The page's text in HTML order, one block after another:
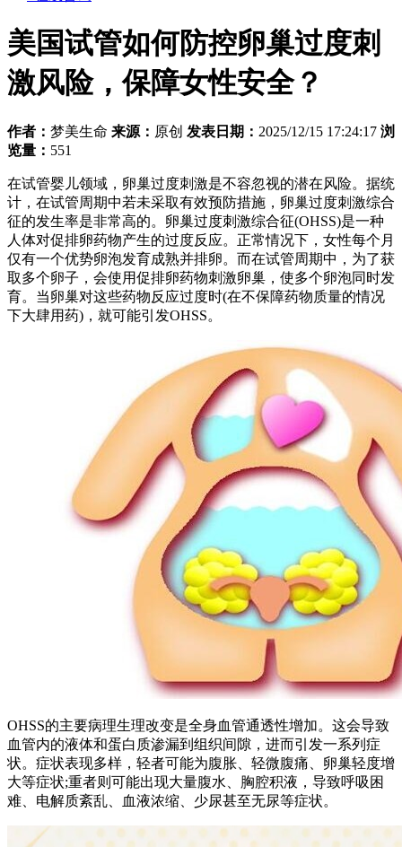
美国试管如何防控卵巢过度刺
激风险，保障女性安全？
作者： 梦美生命 来源： 原创 发表日期： 2025/12/15 17:24:17 浏
览量： 551
在试管婴儿领域，卵巢过度刺激是不容忽视的潜在风险。据统
计，在试管周期中若未采取有效预防措施，卵巢过度刺激综合
征的发生率是非常高的。卵巢过度刺激综合征(OHSS)是一种
人体对促排卵药物产生的过度反应。正常情况下，女性每个月
仅有一个优势卵泡发育成熟并排卵。而在试管周期中，为了获
取多个卵子，会使用促排卵药物刺激卵巢，使多个卵泡同时发
育。当卵巢对这些药物反应过度时(在不保障药物质量的情况
下大肆用药)，就可能引发OHSS。
OHSS的主要病理生理改变是全身血管通透性增加。这会导致
血管内的液体和蛋白质渗漏到组织间隙，进而引发一系列症
状。症状表现多样，轻者可能为腹胀、轻微腹痛、卵巢轻度增
大等症状;重者则可能出现大量腹水、胸腔积液，导致呼吸困
难、电解质紊乱、血液浓缩、少尿甚至无尿等症状。